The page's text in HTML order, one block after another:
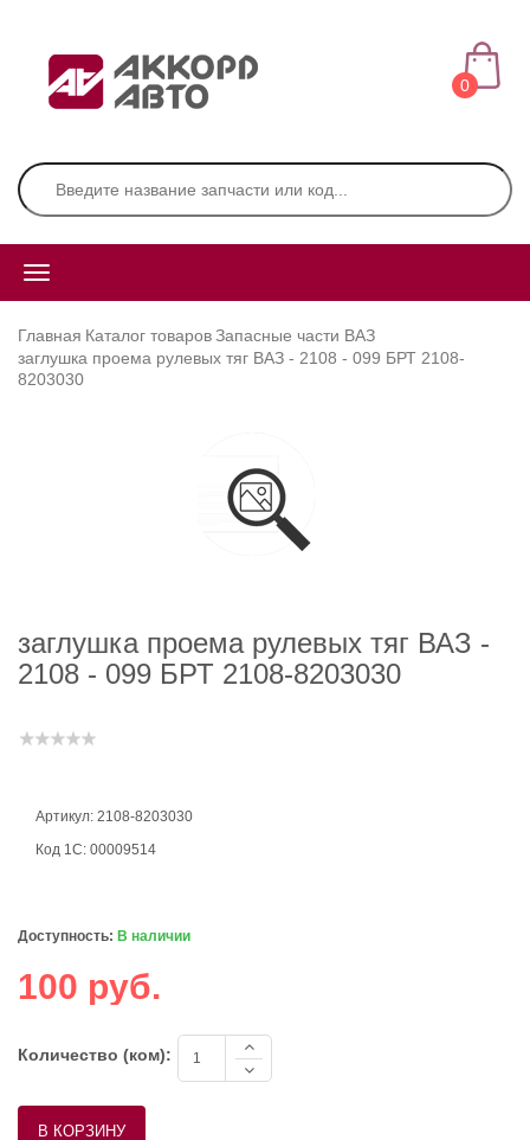
0
Главная Каталог товаровЗапасные части ВАЗ
заглушка проема рулевых тяг ВАЗ - 2108 - 099 БРТ 2108-
8203030
заглушка проема рулевых тяг ВАЗ -
2108 - 099 БРТ 2108-8203030
Артикул: 2108-8203030
Код 1С: 00009514
Доступность: В наличии
100 руб.
Количество (ком):